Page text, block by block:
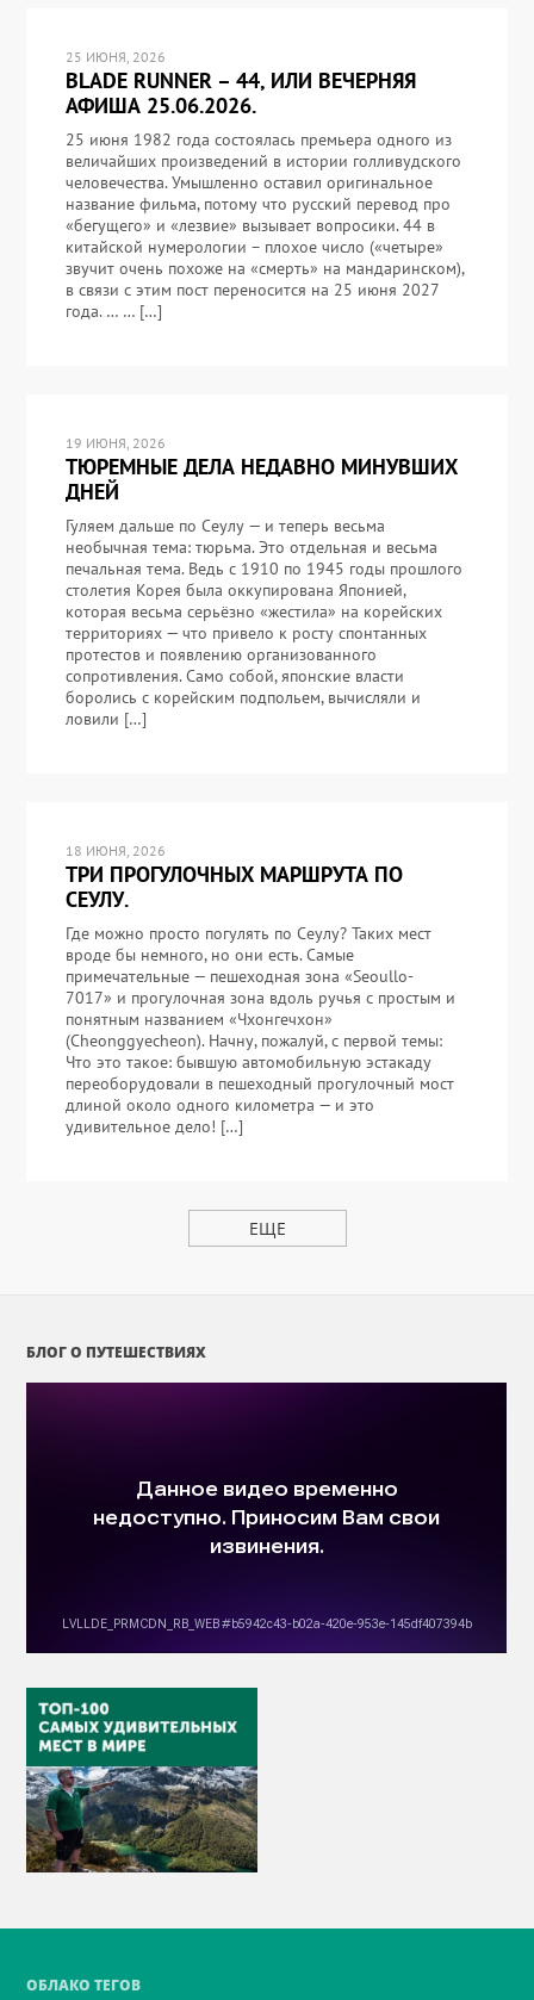
25 ИЮНЯ, 2026
BLADE RUNNER – 44, ИЛИ ВЕЧЕРНЯЯ
АФИША 25.06.2026.
25 июня 1982 года состоялась премьера одного из
величайших произведений в истории голливудского
человечества. Умышленно оставил оригинальное
название фильма, потому что русский перевод про
«бегущего» и «лезвие» вызывает вопросики. 44 в
китайской нумерологии – плохое число («четыре»
звучит очень похоже на «смерть» на мандаринском),
в связи с этим пост переносится на 25 июня 2027
года. … … […]
19 ИЮНЯ, 2026
ТЮРЕМНЫЕ ДЕЛА НЕДАВНО МИНУВШИХ
ДНЕЙ
Гуляем дальше по Сеулу — и теперь весьма
необычная тема: тюрьма. Это отдельная и весьма
печальная тема. Ведь с 1910 по 1945 годы прошлого
столетия Корея была оккупирована Японией,
которая весьма серьёзно «жестила» на корейских
территориях — что привело к росту спонтанных
протестов и появлению организованного
сопротивления. Само собой, японские власти
боролись с корейским подпольем, вычисляли и
ловили […]
18 ИЮНЯ, 2026
ТРИ ПРОГУЛОЧНЫХ МАРШРУТА ПО
СЕУЛУ.
Где можно просто погулять по Сеулу? Таких мест
вроде бы немного, но они есть. Самые
примечательные — пешеходная зона «Seoullo-
7017» и прогулочная зона вдоль ручья с простым и
понятным названием «Чхонгечхон»
(Cheonggyecheon). Начну, пожалуй, с первой темы:
Что это такое: бывшую автомобильную эстакаду
переоборудовали в пешеходный прогулочный мост
длиной около одного километра — и это
удивительное дело! […]
ЕЩЕ
БЛОГ О ПУТЕШЕСТВИЯХ
ОБЛАКО ТЕГОВ